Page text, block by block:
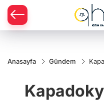
Anasayfa Gündem